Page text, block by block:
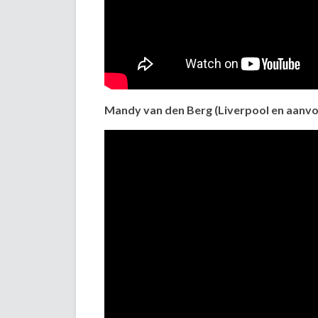
Mandy van den Berg (Liverpool en